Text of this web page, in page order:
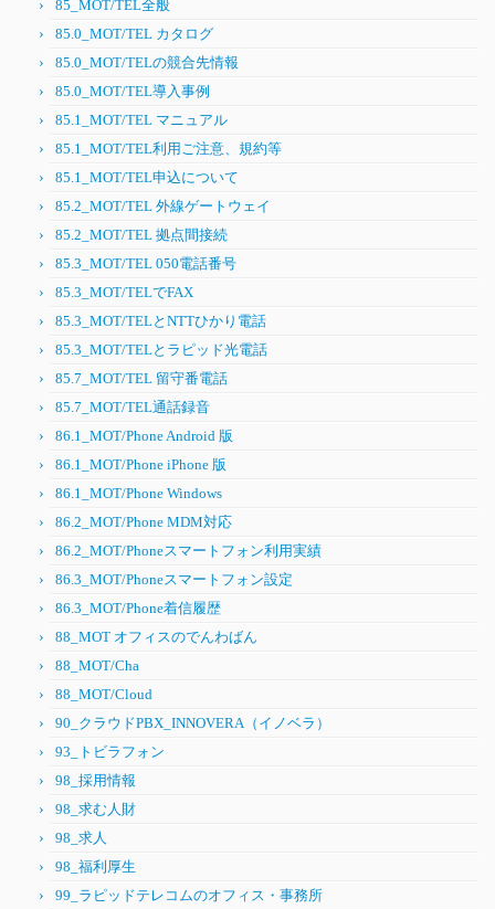
85_MOT/TEL全般
85.0_MOT/TEL カタログ
85.0_MOT/TELの競合先情報
85.0_MOT/TEL導入事例
85.1_MOT/TEL マニュアル
85.1_MOT/TEL利用ご注意、規約等
85.1_MOT/TEL申込について
85.2_MOT/TEL 外線ゲートウェイ
85.2_MOT/TEL 拠点間接続
85.3_MOT/TEL 050電話番号
85.3_MOT/TELでFAX
85.3_MOT/TELとNTTひかり電話
85.3_MOT/TELとラピッド光電話
85.7_MOT/TEL 留守番電話
85.7_MOT/TEL通話録音
86.1_MOT/Phone Android 版
86.1_MOT/Phone iPhone 版
86.1_MOT/Phone Windows
86.2_MOT/Phone MDM対応
86.2_MOT/Phoneスマートフォン利用実績
86.3_MOT/Phoneスマートフォン設定
86.3_MOT/Phone着信履歴
88_MOT オフィスのでんわばん
88_MOT/Cha
88_MOT/Cloud
90_クラウドPBX_INNOVERA（イノベラ）
93_トビラフォン
98_採用情報
98_求む人財
98_求人
98_福利厚生
99_ラピッドテレコムのオフィス・事務所